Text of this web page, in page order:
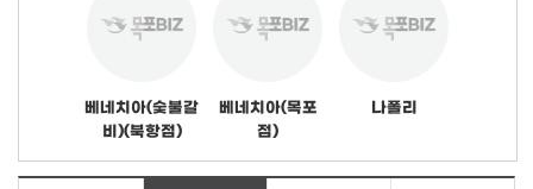
베네치아(숯불갈
비)(북항점)
베네치아(목포
점)
나폴리